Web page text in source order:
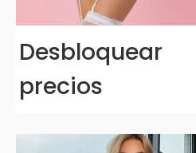
Desbloquear
precios